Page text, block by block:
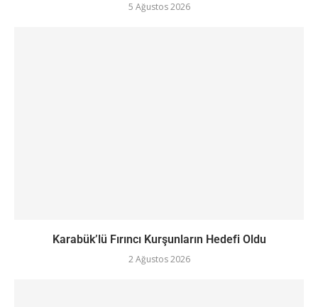
5 Ağustos 2026
Karabük’lü Fırıncı Kurşunların Hedefi Oldu
2 Ağustos 2026